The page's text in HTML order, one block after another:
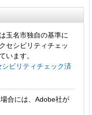
玉名市独自の基準に
セシビリティチェッ
います。
シビリティチェック済
合には、Adobe社が